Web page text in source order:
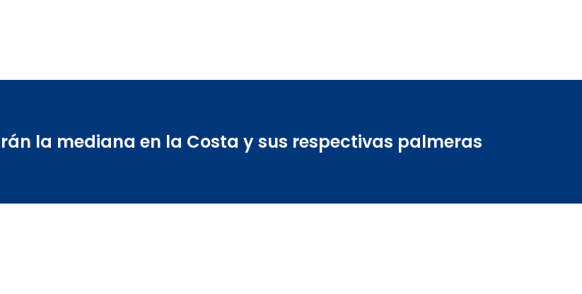
la mediana en la Costa y sus respectivas palmeras